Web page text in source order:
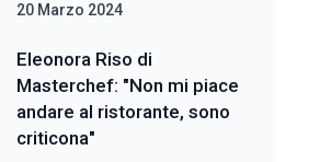
20 Marzo 2024
Eleonora Riso di
Masterchef: "Non mi piace
andare al ristorante, sono
criticona"